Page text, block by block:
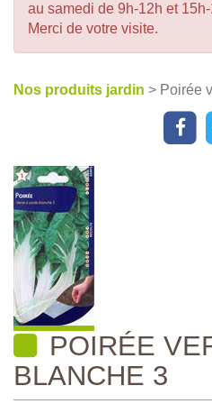
au samedi de 9h-12h et
Merci de votre visite.
Nos produits jardin > Poirée
POIRÉE
BLANCHE 3